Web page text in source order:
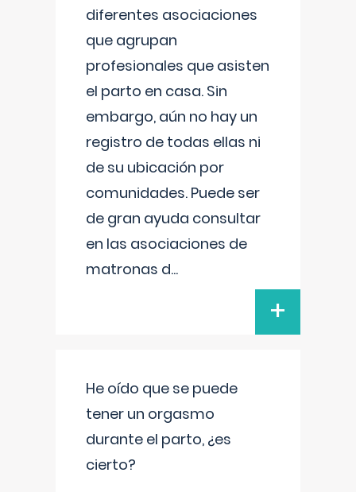
diferentes asociaciones
que agrupan
profesionales que asisten
el parto en casa. Sin
embargo, aún no hay un
registro de todas ellas ni
de su ubicación por
comunidades. Puede ser
de gran ayuda consultar
en las asociaciones de
matronas d...
+
He oído que se puede
tener un orgasmo
durante el parto, ¿es
cierto?